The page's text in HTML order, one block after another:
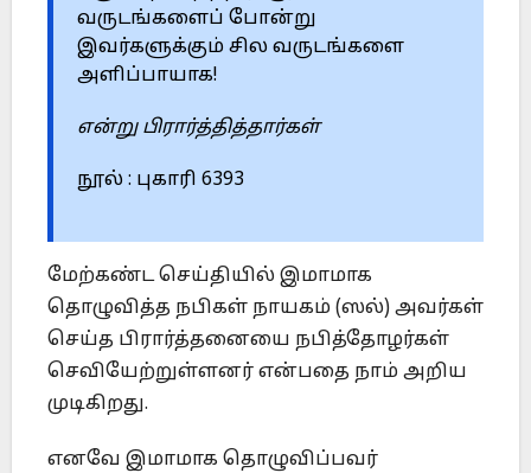
வருடங்களைப் போன்று
இவர்களுக்கும் சில வருடங்களை
அளிப்பாயாக!
என்று பிரார்த்தித்தார்கள்
நூல் : புகாரி 6393
மேற்கண்ட செய்தியில் இமாமாக
தொழுவித்த நபிகள் நாயகம் (ஸல்) அவர்கள்
செய்த பிரார்த்தனையை நபித்தோழர்கள்
செவியேற்றுள்ளனர் என்பதை நாம் அறிய
முடிகிறது.
எனவே இமாமாக தொழுவிப்பவர்